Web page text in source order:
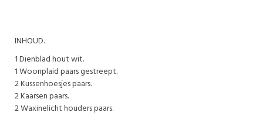
INHOUD.
1 Dienblad hout wit.
1 Woonplaid paars gestreept.
2 Kussenhoesjes paars.
2 Kaarsen paars.
2 Waxinelicht houders paars.